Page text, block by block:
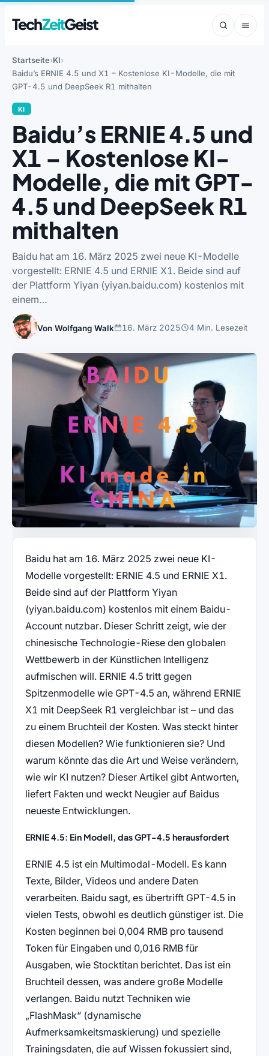
TechZeitGeist
Startseite KI
Baidu’s ERNIE 4.5 und X1 – Kostenlose KI-Modelle, die mit
GPT-4.5 und DeepSeek R1 mithalten
KI
Baidu’s ERNIE 4.5 und
X1 – Kostenlose KI-
Modelle, die mit GPT-
4.5 und DeepSeek R1
mithalten
Baidu hat am 16. März 2025 zwei neue KI-Modelle
vorgestellt: ERNIE 4.5 und ERNIE X1. Beide sind auf
der Plattform Yiyan (yiyan.baidu.com) kostenlos mit
einem…
Von Wolfgang Walk 16. März 2025 4 Min. Lesezeit
Baidu hat am 16. März 2025 zwei neue KI-
Modelle vorgestellt: ERNIE 4.5 und ERNIE X1.
Beide sind auf der Plattform Yiyan
(yiyan.baidu.com) kostenlos mit einem Baidu-
Account nutzbar. Dieser Schritt zeigt, wie der
chinesische Technologie-Riese den globalen
Wettbewerb in der Künstlichen Intelligenz
aufmischen will. ERNIE 4.5 tritt gegen
Spitzenmodelle wie GPT-4.5 an, während ERNIE
X1 mit DeepSeek R1 vergleichbar ist – und das
zu einem Bruchteil der Kosten. Was steckt hinter
diesen Modellen? Wie funktionieren sie? Und
warum könnte das die Art und Weise verändern,
wie wir KI nutzen? Dieser Artikel gibt Antworten,
liefert Fakten und weckt Neugier auf Baidus
neueste Entwicklungen.
ERNIE 4.5: Ein Modell, das GPT-4.5 herausfordert
ERNIE 4.5 ist ein Multimodal-Modell. Es kann
Texte, Bilder, Videos und andere Daten
verarbeiten. Baidu sagt, es übertrifft GPT-4.5 in
vielen Tests, obwohl es deutlich günstiger ist. Die
Kosten beginnen bei 0,004 RMB pro tausend
Token für Eingaben und 0,016 RMB für
Ausgaben, wie Stocktitan berichtet. Das ist ein
Bruchteil dessen, was andere große Modelle
verlangen. Baidu nutzt Techniken wie
„FlashMask“ (dynamische
Aufmerksamkeitsmaskierung) und spezielle
Trainingsdaten, die auf Wissen fokussiert sind,